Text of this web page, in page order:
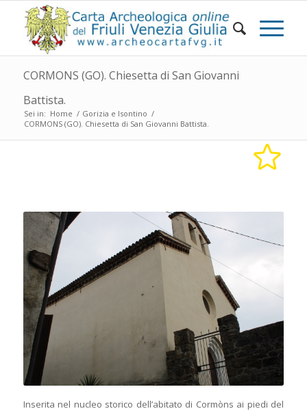
CORMONS (GO). Chiesetta di San Giovanni
Battista.
Sei in: Home / Gorizia e Isontino /
CORMONS (GO). Chiesetta di San Giovanni Battista.
Inserita nel nucleo storico dell’abitato di Cormòns ai piedi del